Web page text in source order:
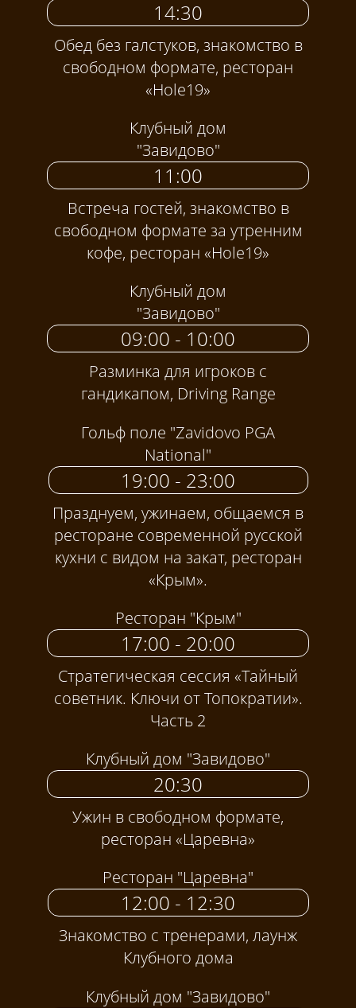
14:30
Обед без галстуков, знакомство в
свободном формате, ресторан
«Hole19»
Клубный дом
"Завидово"
11:00
Встреча гостей, знакомство в
свободном формате за утренним
кофе, ресторан «Hole19»
Клубный дом
"Завидово"
09:00 - 10:00
Разминка для игроков с
гандикапом, Driving Range
Гольф поле "Zavidovo PGA
National"
19:00 - 23:00
Празднуем, ужинаем, общаемся в
ресторане современной русской
кухни с видом на закат, ресторан
«Крым».
Ресторан "Крым"
17:00 - 20:00
Стратегическая сессия «Тайный
советник. Ключи от Топократии».
Часть 2
Клубный дом "Завидово"
20:30
Ужин в свободном формате,
ресторан «Царевна»
Ресторан "Царевна"
12:00 - 12:30
Знакомство с тренерами, лаунж
Клубного дома
Клубный дом "Завидово"